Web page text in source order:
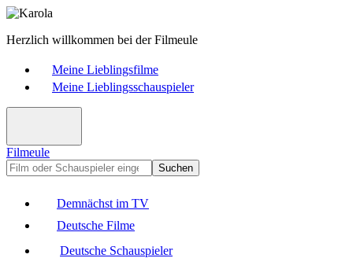
Herzlich willkommen bei der Filmeule
Meine Lieblingsfilme
Meine Lieblingsschauspieler
Filmeule
Suchen
Demnächst im TV
Deutsche Filme
Deutsche Schauspieler